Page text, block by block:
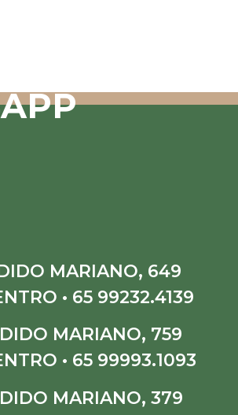
VIA
MARIANO, 649
• 65 99232.4139
MARIANO, 759
• 65 99993.1093
MARIANO, 379